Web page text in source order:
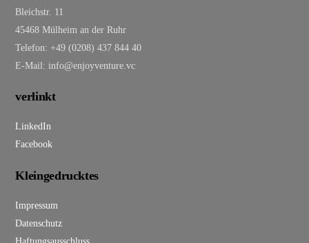
Bleichstr. 11
45468 Mülheim an der Ruhr
Telefon: +49 (0208) 437 844 40
E-Mail: info@enjoyventure.vc
verlinkt
LinkedIn
Facebook
Kleingedrucktes
Impressum
Datenschutz